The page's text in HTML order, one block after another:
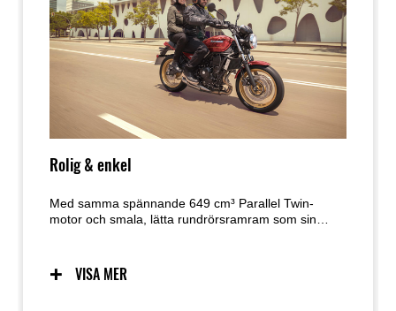
Rolig & enkel
Med samma spännande 649 cm³ Parallel Twin-
motor och smala, lätta rundrörsramram som sin
vardagens körning till en rolig och njutbar
upplevelse. Passar en retro sportmodell,
VISA MER